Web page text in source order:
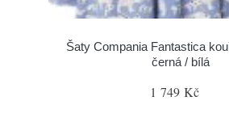
Šaty Compania Fantastica
černá / bílá
1 749 Kč